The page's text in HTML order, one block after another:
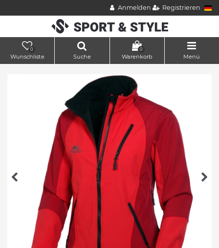
Anmelden Registrieren
0
Wunschliste Suche
0
Warenkorb Menü